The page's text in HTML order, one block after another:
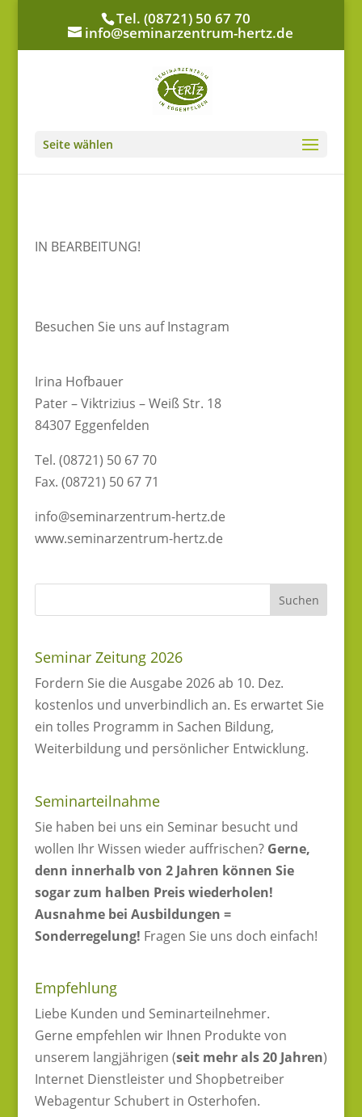
Tel. (08721) 50 67 70
info@seminarzentrum-hertz.de
Seite wählen
IN BEARBEITUNG!
Besuchen Sie uns auf Instagram
Irina Hofbauer
Pater – Viktrizius – Weiß Str. 18
84307 Eggenfelden
Tel. (08721) 50 67 70
Fax. (08721) 50 67 71
info@seminarzentrum-hertz.de
www.seminarzentrum-hertz.de
Seminar Zeitung 2026
Fordern Sie die Ausgabe 2026 ab 10. Dez.
kostenlos und unverbindlich an. Es erwartet Sie
ein tolles Programm in Sachen Bildung,
Weiterbildung und persönlicher Entwicklung.
Seminarteilnahme
Sie haben bei uns ein Seminar besucht und
wollen Ihr Wissen wieder auffrischen? Gerne,
denn innerhalb von 2 Jahren können Sie
sogar zum halben Preis wiederholen!
Ausnahme bei Ausbildungen =
Sonderregelung! Fragen Sie uns doch einfach!
Empfehlung
Liebe Kunden und Seminarteilnehmer.
Gerne empfehlen wir Ihnen Produkte von
unserem langjährigen (seit mehr als 20 Jahren)
Internet Dienstleister und Shopbetreiber
Webagentur Schubert in Osterhofen.